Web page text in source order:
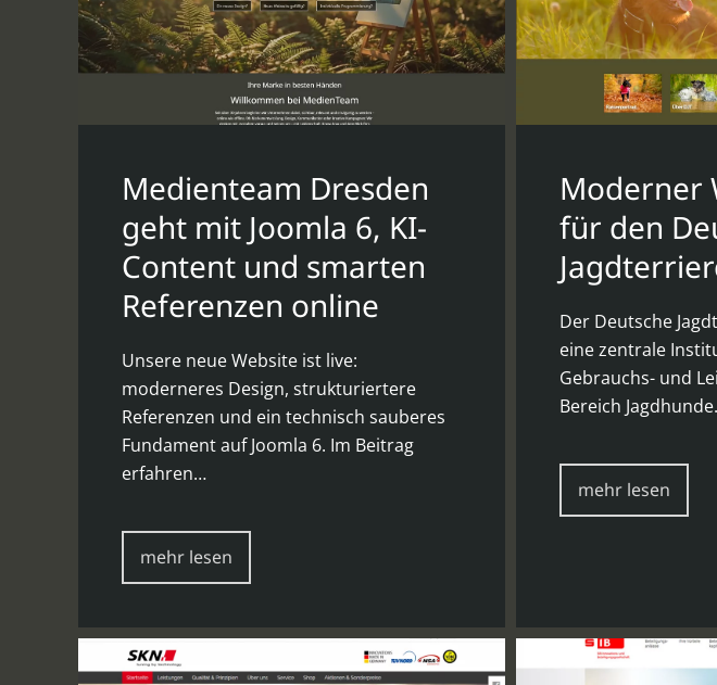
Medienteam Dresden
geht mit Joomla 6, KI-
Content und smarten
Referenzen online
Unsere neue Website ist live:
moderneres Design, strukturiertere
Referenzen und ein technisch sauberes
Fundament auf Joomla 6. Im Beitrag
erfahren…
mehr lesen
Moderner
für den
Der Deutsche
eine zentrale
Gebrauchs- und
Bereich
mehr lesen